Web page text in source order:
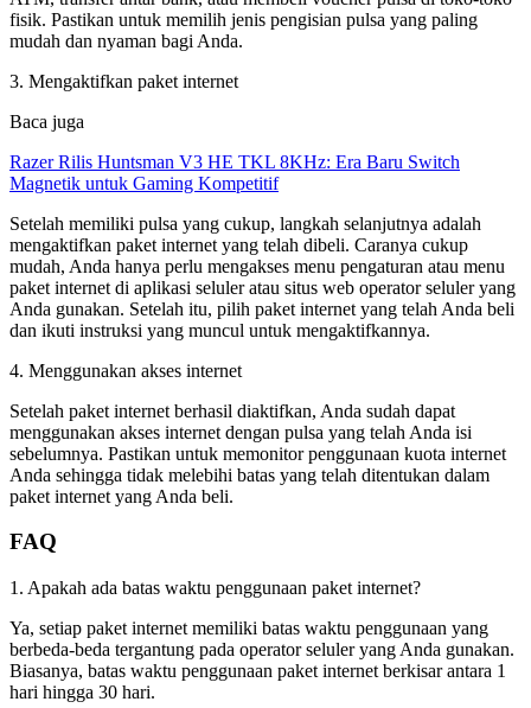
fisik. Pastikan untuk memilih jenis pengisian pulsa yang paling
mudah dan nyaman bagi Anda.
3. Mengaktifkan paket internet
Baca juga
Razer Rilis Huntsman V3 HE TKL 8KHz: Era Baru Switch
Magnetik untuk Gaming Kompetitif
Setelah memiliki pulsa yang cukup, langkah selanjutnya adalah
mengaktifkan paket internet yang telah dibeli. Caranya cukup
mudah, Anda hanya perlu mengakses menu pengaturan atau menu
paket internet di aplikasi seluler atau situs web operator seluler yang
Anda gunakan. Setelah itu, pilih paket internet yang telah Anda beli
dan ikuti instruksi yang muncul untuk mengaktifkannya.
4. Menggunakan akses internet
Setelah paket internet berhasil diaktifkan, Anda sudah dapat
menggunakan akses internet dengan pulsa yang telah Anda isi
sebelumnya. Pastikan untuk memonitor penggunaan kuota internet
Anda sehingga tidak melebihi batas yang telah ditentukan dalam
paket internet yang Anda beli.
FAQ
1. Apakah ada batas waktu penggunaan paket internet?
Ya, setiap paket internet memiliki batas waktu penggunaan yang
berbeda-beda tergantung pada operator seluler yang Anda gunakan.
Biasanya, batas waktu penggunaan paket internet berkisar antara 1
hari hingga 30 hari.